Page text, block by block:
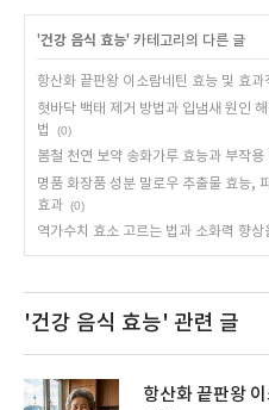
'건강 음식 효능' 카테고리의 다른 글
항산화 끝판왕 이소람네틴 효능 및 효과
혓바닥 백태 제거 방법과 입냄새 원인
법
(0)
봄철 천연 보약 송화가루 효능과 부작용
명품 화장품 성분 말로우 추출물 효능,
효과 (0)
역가수치 효소 고르는 법과 소화력 향상
'건강 음식 효능' 관련 글
항산화 끝판왕